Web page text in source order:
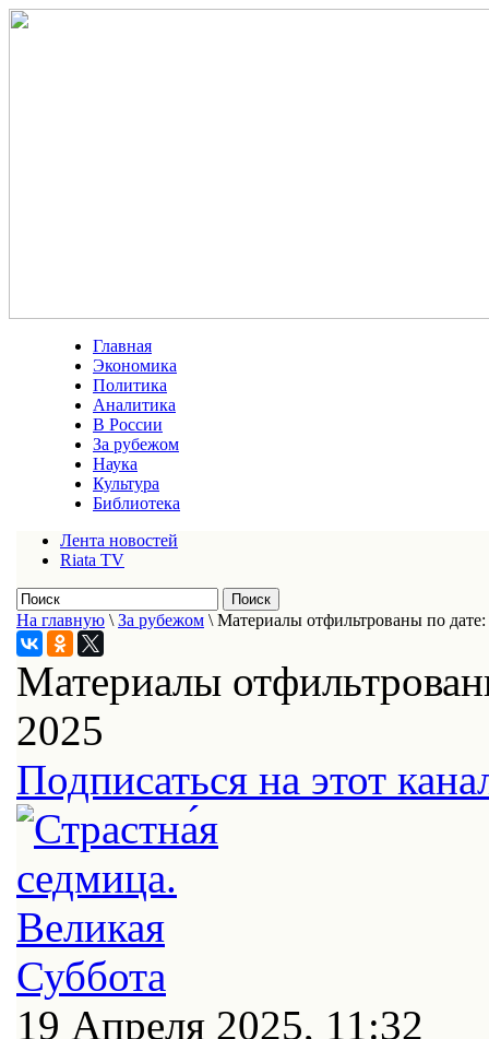
Главная
Экономика
Политика
Аналитика
В России
За рубежом
Наука
Культура
Библиотека
Лента новостей
Riata TV
На главную \ За рубежом \ Материалы отфильтрованы по
Материалы
2025
Подписаться на этот
19 Апреля 2025, 11:32